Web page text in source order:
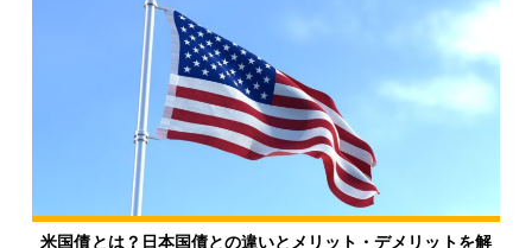
米国債とは？日本国債との違いとメリット・デメリットを解